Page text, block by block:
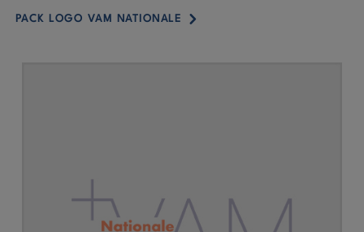
PACK LOGO VAM NATIONALE 5